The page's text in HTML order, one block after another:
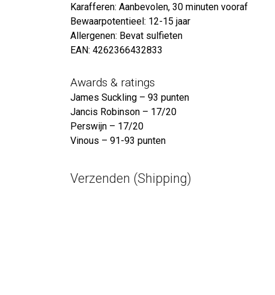
Karafferen: Aanbevolen, 30 minuten vooraf
Bewaarpotentieel: 12-15 jaar
Allergenen: Bevat sulfieten
EAN: 4262366432833
Awards & ratings
James Suckling – 93 punten
Jancis Robinson – 17/20
Perswijn – 17/20
Vinous – 91-93 punten
Verzenden (Shipping)